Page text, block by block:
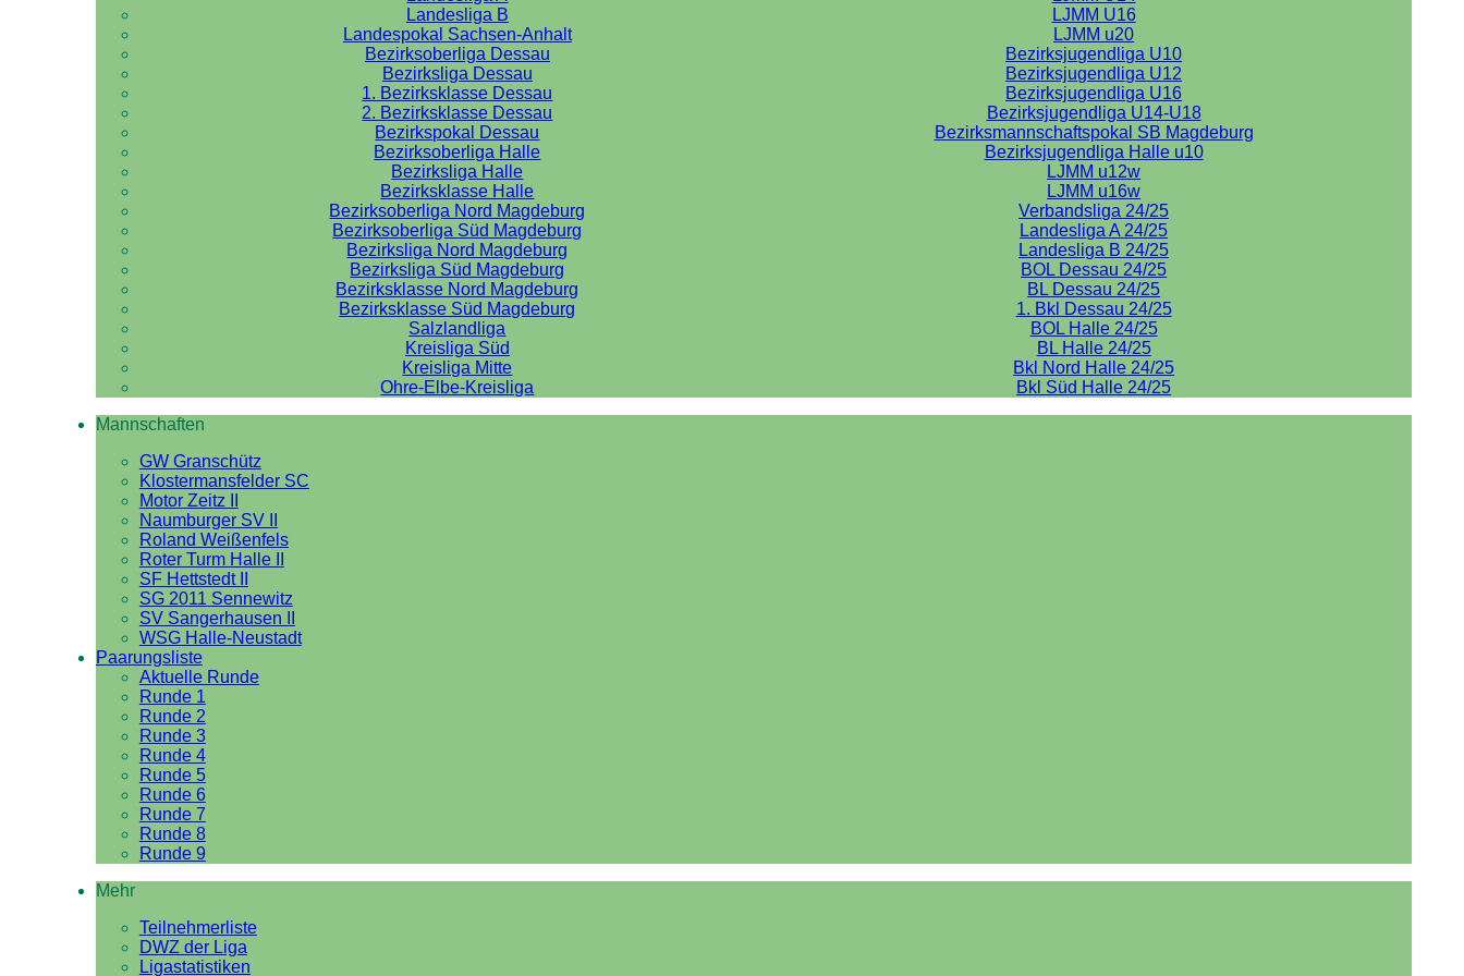
Landesliga B
LJMM U16
Landespokal Sachsen-Anhalt
LJMM u20
Bezirksoberliga Dessau
Bezirksjugendliga U10
Bezirksliga Dessau
Bezirksjugendliga U12
1. Bezirksklasse Dessau
Bezirksjugendliga U16
2. Bezirksklasse Dessau
Bezirksjugendliga U14-U18
Bezirkspokal Dessau
Bezirksmannschaftspokal SB Magdeburg
Bezirksoberliga Halle
Bezirksjugendliga Halle u10
Bezirksliga Halle
LJMM u12w
Bezirksklasse Halle
LJMM u16w
Bezirksoberliga Nord Magdeburg
Verbandsliga 24/25
Bezirksoberliga Süd Magdeburg
Landesliga A 24/25
Bezirksliga Nord Magdeburg
Landesliga B 24/25
Bezirksliga Süd Magdeburg
BOL Dessau 24/25
Bezirksklasse Nord Magdeburg
BL Dessau 24/25
Bezirksklasse Süd Magdeburg
1. Bkl Dessau 24/25
Salzlandliga
BOL Halle 24/25
Kreisliga Süd
BL Halle 24/25
Kreisliga Mitte
Bkl Nord Halle 24/25
Ohre-Elbe-Kreisliga
Bkl Süd Halle 24/25
Mannschaften
GW Granschütz
Klostermansfelder SC
Motor Zeitz II
Naumburger SV II
Roland Weißenfels
Roter Turm Halle II
SF Hettstedt II
SG 2011 Sennewitz
SV Sangerhausen II
WSG Halle-Neustadt
Paarungsliste
Aktuelle Runde
Runde 1
Runde 2
Runde 3
Runde 4
Runde 5
Runde 6
Runde 7
Runde 8
Runde 9
Mehr
Teilnehmerliste
DWZ der Liga
Ligastatistiken